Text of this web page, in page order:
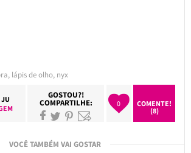
, lápis de olho, nyx
JU
GOSTOU?!
COMPARTILHE: 0
COMENTE!
(8)
VOCÊ TAMBÉM VAI GOSTAR